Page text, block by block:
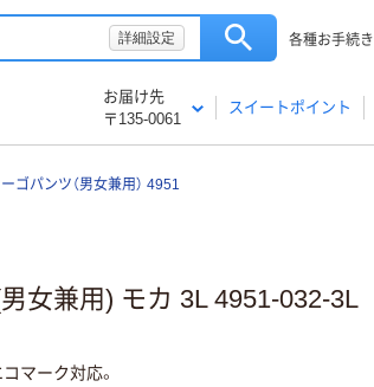
詳細設定 各種お手続き
お届け先
〒135-0061
スイートポイント
ゴパンツ（男女兼用） 4951
女兼用) モカ 3L 4951-032-3L
マーク対応。